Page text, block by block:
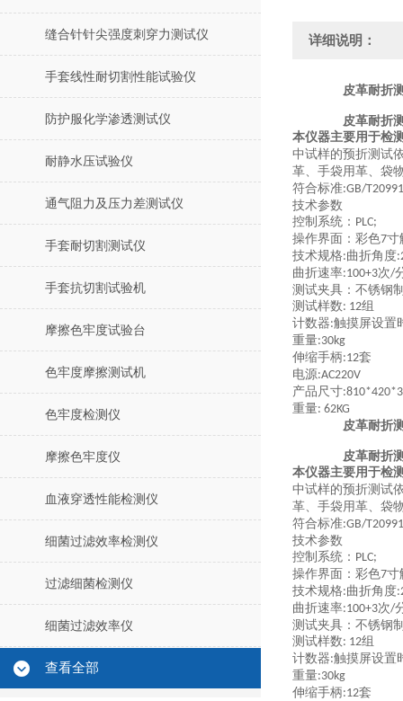
缝合针针尖强度刺穿力测试仪
手套线性耐切割性能试验仪
防护服化学渗透测试仪
耐静水压试验仪
通气阻力及压力差测试仪
手套耐切割测试仪
手套抗切割试验机
摩擦色牢度试验台
色牢度摩擦测试机
色牢度检测仪
摩擦色牢度仪
血液穿透性能检测仪
细菌过滤效率检测仪
过滤细菌检测仪
细菌过滤效率仪
查看全部
详细说明：
皮革耐折
皮革耐折
本仪器主要用于检
中试样的预折测试
革、手袋用革、袋
符合标准:GB/
技术参数
控制系统： PLC;
操作界面：彩色7寸
技术规格:曲折角度
曲折速率:100+3次/
测试夹具：不锈钢
测试样数: 12组
计数器:触摸屏设置
重量:30kg
伸缩手柄:12套
电源:AC220V
产品尺寸:81
重量: 62KG
皮革耐折
皮革耐折
本仪器主要用于检
中试样的预折测试
革、手袋用革、袋
符合标准:GB/
技术参数
控制系统： PLC;
操作界面：彩色7寸
技术规格:曲折角度
曲折速率:100+3次/
测试夹具：不锈钢
测试样数: 12组
计数器:触摸屏设置
重量:30kg
伸缩手柄:12套